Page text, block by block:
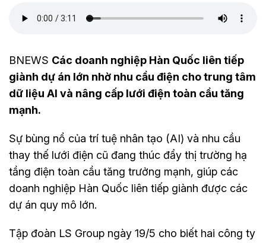
BNEWS Các doanh nghiệp Hàn Quốc liên tiếp
giành dự án lớn nhờ nhu cầu điện cho trung tâm
dữ liệu AI và nâng cấp lưới điện toàn cầu tăng
mạnh.
Sự bùng nổ của trí tuệ nhân tạo (AI) và nhu cầu
thay thế lưới điện cũ đang thúc đẩy thị trường hạ
tầng điện toàn cầu tăng trưởng mạnh, giúp các
doanh nghiệp Hàn Quốc liên tiếp giành được các
dự án quy mô lớn.
Tập đoàn LS Group ngày 19/5 cho biết hai công ty